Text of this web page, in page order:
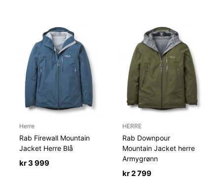
Herre
Rab Firewall Mountain
Jacket Herre Blå
kr3 999
HERRE
Rab Downpour
Mountain Jacket herre
Armygrønn
kr2 799